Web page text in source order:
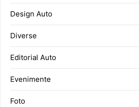
Design Auto
Diverse
Editorial Auto
Evenimente
Foto